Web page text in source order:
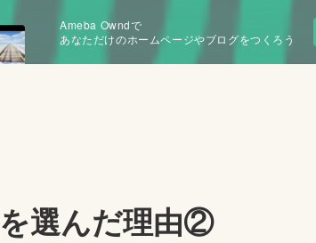
Ameba Owndで
あなただけのホームページやブログをつくろう
選んだ理由②